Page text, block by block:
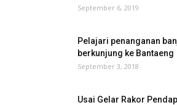
September 6, 2019
Pelajari penanganan
berkunjung ke Bantaeng
September 3, 2018
Usai Gelar Rakor